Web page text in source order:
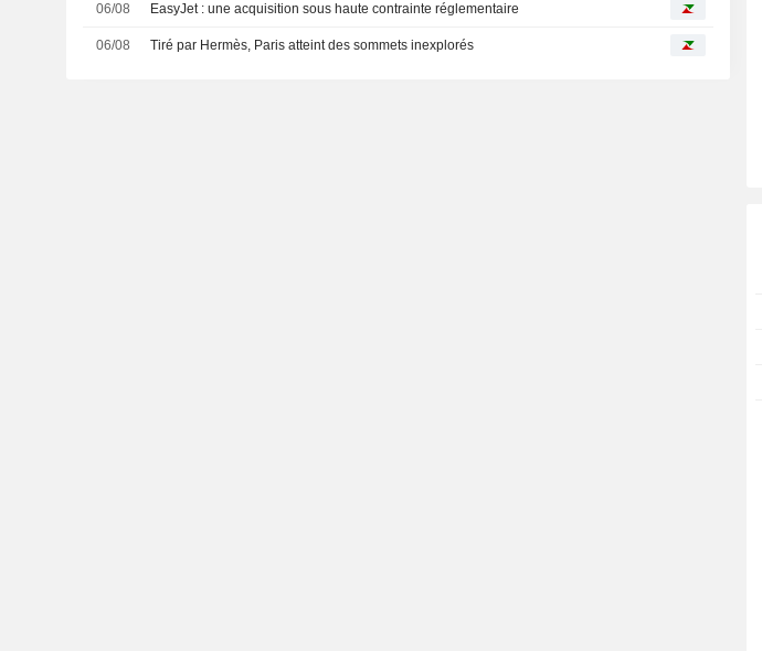
06/08 EasyJet : une acquisition sous haute contrainte réglementaire
06/08 Tiré par Hermès, Paris atteint des sommets inexplorés